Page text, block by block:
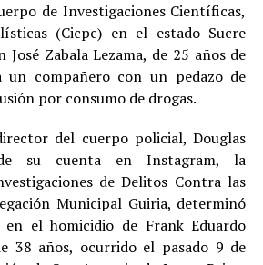
de Investigaciones Científicas,
(Cicpc) en el estado Sucre
José Zabala Lezama, de 25 años de
un compañero con un pedazo de
por consumo de drogas.
del cuerpo policial, Douglas
su cuenta en Instagram, la
de Delitos Contra las
Municipal Guiria, determinó
en el homicidio de Frank Eduardo
38 años, ocurrido el pasado 9 de